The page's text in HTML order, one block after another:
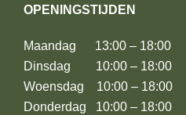
OPENINGSTIJDEN
Maandag 13:00 – 18:00
Dinsdag 10:00 – 18:00
Woensdag 10:00 – 18:00
Donderdag 10:00 – 18:00